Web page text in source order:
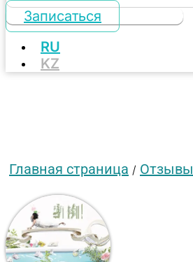
Записаться
RU
KZ
Главная страница / Отзывы